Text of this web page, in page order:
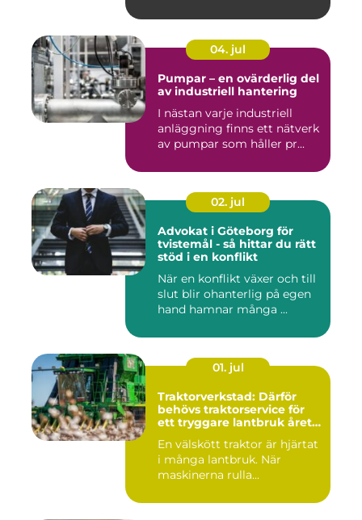
04. jul
Pumpar – en ovärderlig del
av industriell hantering
I nästan varje industriell
anläggning finns ett nätverk
av pumpar som håller pr...
02. jul
Advokat i Göteborg för
tvistemål - så hittar du rätt
stöd i en konflikt
När en konflikt växer och till
slut blir ohanterlig på egen
hand hamnar många ...
01. jul
Traktorverkstad: Därför
behövs traktorservice för
ett tryggare lantbruk året
En välskött traktor är hjärtat
i många lantbruk. När
maskinerna rulla...